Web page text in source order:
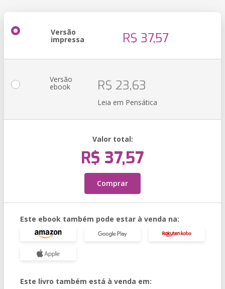
Versão
impressa R$ 37,57
Versão
ebook R$ 23,63
Leia em Pensática
Valor total:
R$ 37,57
Comprar
Este ebook também pode estar à venda na:
Este livro também está à venda em: